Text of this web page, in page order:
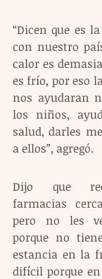
“Dicen que es
con nuestro
calor es
es frío, por eso
nos ayudaran
los niños,
salud, darles
a ellos”, agregó.
Dijo que
farmacias
pero no les
porque no
estancia en la
difícil porque